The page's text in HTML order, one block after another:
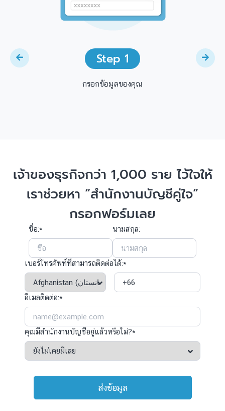
Step 1
กรอกข้อมูลของคุณ
เจ้าของธุรกิจกว่า 1,000 ราย ไว้ใจให้
เราช่วยหา “สำนักงานบัญชีคู่ใจ”
กรอกฟอร์มเลย
ชื่อ:* นามสกุล:
เบอร์โทรศัพท์ที่สามารถติดต่อได้:*
อีเมลติดต่อ:*
คุณมีสำนักงานบัญชีอยู่แล้วหรือไม่?*